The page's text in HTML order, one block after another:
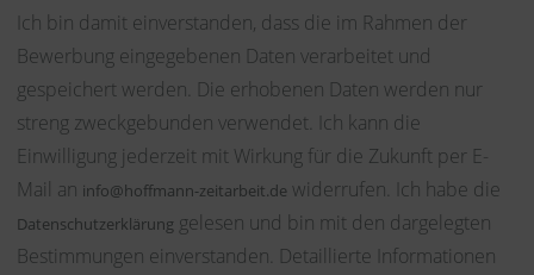
Ich bin damit einverstanden, dass die im Rahmen der
Bewerbung eingegebenen Daten verarbeitet und
gespeichert werden. Die erhobenen Daten werden nur
streng zweckgebunden verwendet. Ich kann die
Einwilligung jederzeit mit Wirkung für die Zukunft per E-
Mail an info@hoffmann-zeitarbeit.de widerrufen. Ich habe die
Datenschutzerklärung gelesen und bin mit den dargelegten
Bestimmungen einverstanden. Detaillierte Informationen